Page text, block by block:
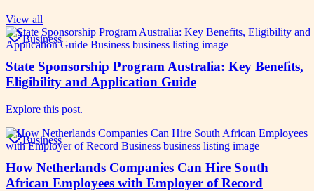
View all
Business
State Sponsorship Program Australia: Key Benefits,
Eligibility and Application Guide
Explore this post.
Business
How Netherlands Companies Can Hire South
African Employees with Employer of Record